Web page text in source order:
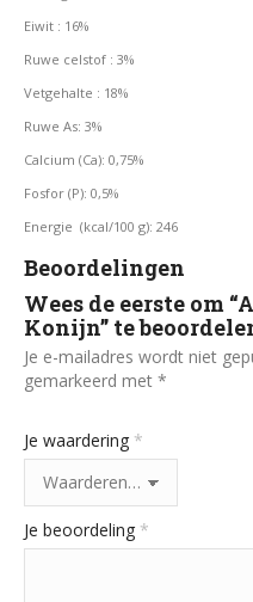
Eiwit : 16%
Ruwe celstof : 3%
Vetgehalte : 18%
Ruwe As: 3%
Calcium (Ca): 0,75%
Fosfor (P): 0,5%
Energie (kcal/100 g): 246
Beoordelingen
Wees de eerste om
Konijn” te
Je e-mailadres wordt niet
gemarkeerd met *
Je waardering *
Je beoordeling *